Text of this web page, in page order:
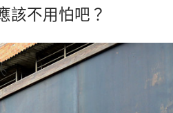
該不用怕吧？